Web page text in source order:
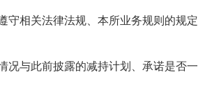
守相关法律法规、本所业务规则的规定
况与此前披露的减持计划、承诺是否一